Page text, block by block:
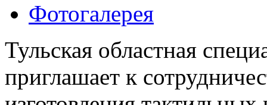
Фотогалерея
Тульская областная
приглашает к